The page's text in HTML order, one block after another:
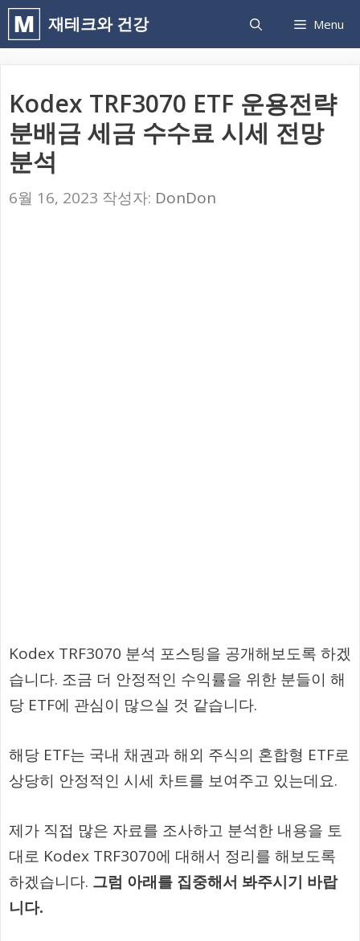
컨
텐
건
너
뛰
기
재테크와 건강 Menu
Kodex TRF3070 ETF 운용전략
분배금 세금 수수료 시세 전망
분석
6월 16, 2023 작성자: DonDon
Kodex TRF3070 분석 포스팅을 공개해보도록 하겠
습니다. 조금 더 안정적인 수익률을 위한 분들이 해
당 ETF에 관심이 많으실 것 같습니다.
해당 ETF는 국내 채권과 해외 주식의 혼합형 ETF로
상당히 안정적인 시세 차트를 보여주고 있는데요.
제가 직접 많은 자료를 조사하고 분석한 내용을 토
대로 Kodex TRF3070에 대해서 정리를 해보도록
하겠습니다. 그럼 아래를 집중해서 봐주시기 바랍
니다.